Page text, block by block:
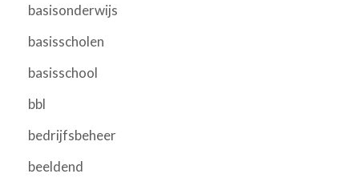
basisonderwijs
basisscholen
basisschool
bbl
bedrijfsbeheer
beeldend